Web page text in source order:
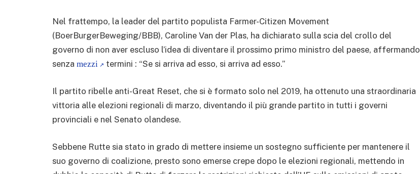
Nel frattempo, la leader del partito populista Farmer-Citizen Movement
(BoerBurgerBeweging/BBB), Caroline Van der Plas, ha dichiarato sulla scia del crollo del
governo di non aver escluso l’idea di diventare il prossimo primo ministro del paese, affermando
senza mezzi termini : “Se si arriva ad esso, si arriva ad esso.”
Il partito ribelle anti-Great Reset, che si è formato solo nel 2019, ha ottenuto una straordinaria
vittoria alle elezioni regionali di marzo, diventando il più grande partito in tutti i governi
provinciali e nel Senato olandese.
Sebbene Rutte sia stato in grado di mettere insieme un sostegno sufficiente per mantenere il
suo governo di coalizione, presto sono emerse crepe dopo le elezioni regionali, mettendo in